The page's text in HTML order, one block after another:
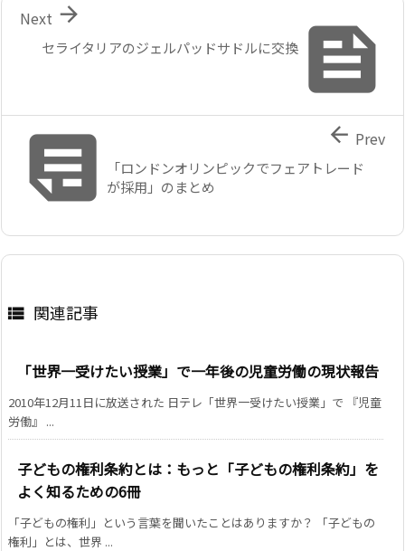

セライタリアのジェルパッドサドルに交換

Next
 「ロンドンオリンピックでフェアトレード
が採用」のまとめ
 Prev
 関連記事
「世界一受けたい授業」で一年後の児童労働の現状報告
2010年12月11日に放送された 日テレ「世界一受けたい授業」で 『児童
労働』 ...
子どもの権利条約とは：もっと「子どもの権利条約」を
よく知るための6冊
「子どもの権利」という言葉を聞いたことはありますか？ 「子どもの
権利」とは、世界 ...